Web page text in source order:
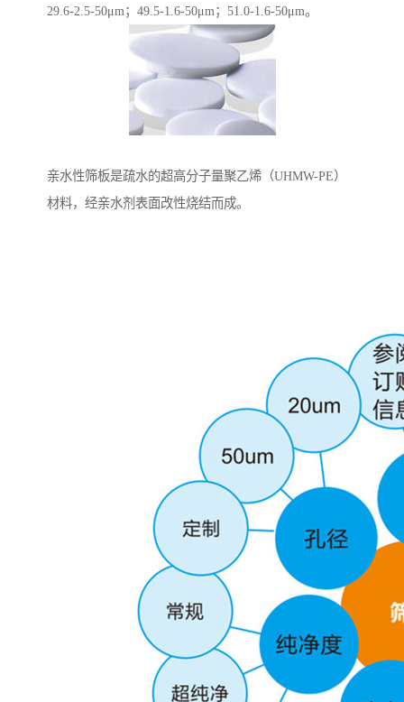
29.6-2.5-50μm；49.5-1.6-50μm；51.0-1.6-50μm。
亲水性筛板是疏水的超高分子量聚乙烯（UHMW-PE）
材料，经亲水剂表面改性烧结而成。